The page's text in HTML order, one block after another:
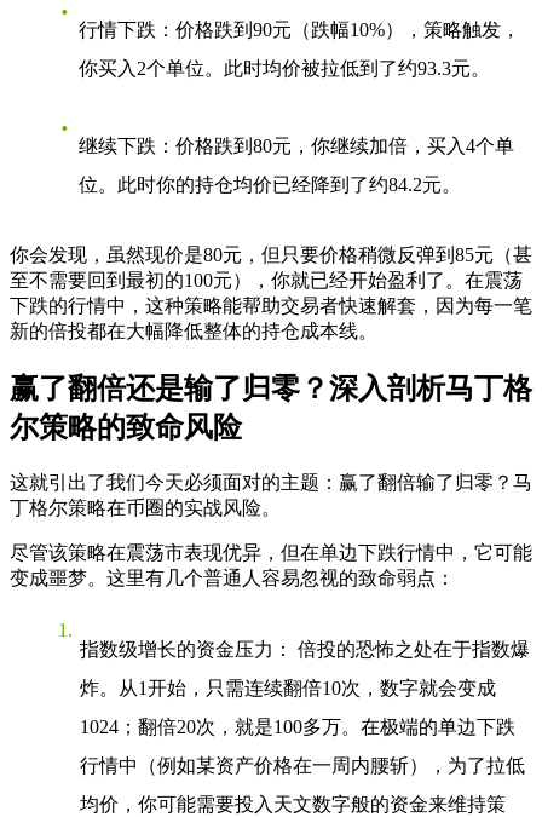
行情下跌 ：价格跌到90元（跌幅10%），策略触发，
你买入2个单位。此时均价被拉低到了约93.3元。
继续下跌 ：价格跌到80元，你继续加倍，买入4个单
位。此时你的持仓均价已经降到了约84.2元。
你会发现，虽然现价是80元，但只要价格稍微反弹到85元（甚
至不需要回到最初的100元），你就已经开始盈利了。在震荡
下跌的行情中，这种策略能帮助交易者快速解套，因为每一笔
新的倍投都在大幅降低整体的持仓成本线。
赢了翻倍还是输了归零？深入剖析马丁格
尔策略的致命风险
这就引出了我们今天必须面对的主题： 赢了翻倍输了归零？马
丁格尔策略在币圈的实战风险。
尽管该策略在震荡市表现优异，但在单边下跌行情中，它可能
变成噩梦。这里有几个普通人容易忽视的致命弱点：
指数级增长的资金压力 ： 倍投的恐怖之处在于指数爆
炸。从1开始，只需连续翻倍10次，数字就会变成
1024；翻倍20次，就是100多万。在极端的单边下跌
行情中（例如某资产价格在一周内腰斩），为了拉低
均价，你可能需要投入天文数字般的资金来维持策